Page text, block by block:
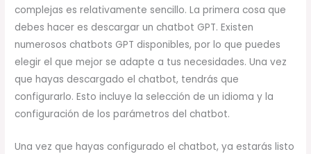
complejas es relativamente sencillo. La primera cosa que
debes hacer es descargar un chatbot GPT. Existen
numerosos chatbots GPT disponibles, por lo que puedes
elegir el que mejor se adapte a tus necesidades. Una vez
que hayas descargado el chatbot, tendrás que
configurarlo. Esto incluye la selección de un idioma y la
configuración de los parámetros del chatbot.
Una vez que hayas configurado el chatbot, ya estarás listo